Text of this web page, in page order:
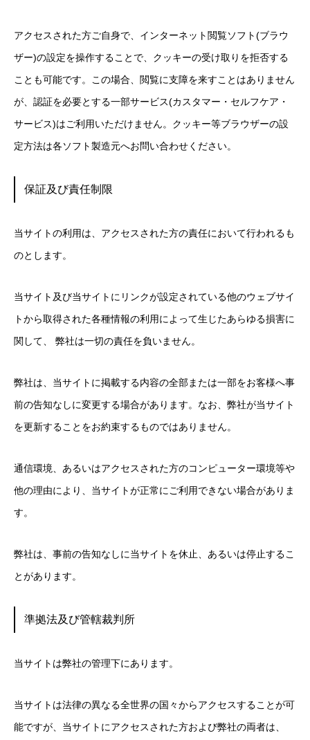
アクセスされた方ご自身で、インターネット閲覧ソフト(ブラウ
ザー)の設定を操作することで、クッキーの受け取りを拒否する
ことも可能です。この場合、閲覧に支障を来すことはありません
が、認証を必要とする一部サービス(カスタマー・セルフケア・
サービス)はご利用いただけません。クッキー等ブラウザーの設
定方法は各ソフト製造元へお問い合わせください。
保証及び責任制限
当サイトの利用は、アクセスされた方の責任において行われるも
のとします。
当サイト及び当サイトにリンクが設定されている他のウェブサイ
トから取得された各種情報の利用によって生じたあらゆる損害に
関して、 弊社は一切の責任を負いません。
弊社は、当サイトに掲載する内容の全部または一部をお客様へ事
前の告知なしに変更する場合があります。なお、弊社が当サイト
を更新することをお約束するものではありません。
通信環境、あるいはアクセスされた方のコンピューター環境等や
他の理由により、当サイトが正常にご利用できない場合がありま
す。
弊社は、事前の告知なしに当サイトを休止、あるいは停止するこ
とがあります。
準拠法及び管轄裁判所
当サイトは弊社の管理下にあります。
当サイトは法律の異なる全世界の国々からアクセスすることが可
能ですが、当サイトにアクセスされた方および弊社の両者は、